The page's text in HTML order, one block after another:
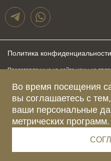
Во время посещения
вы соглашаетесь с
ваши персональные
метрических программ.
Политика конфиденциальности
Представленные на сайте цены не
быть изменены в любое время без
подробной информации о стоимости,
обращаться к менеджерам по
Зарегистрированное название компании
Адрес Ш. РУБЛЁВСКОЕ, Д. 52А,
Телефон компании +79015477974